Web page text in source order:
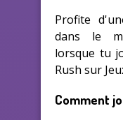
Profite
dans le
lorsque tu
Rush sur
Comment